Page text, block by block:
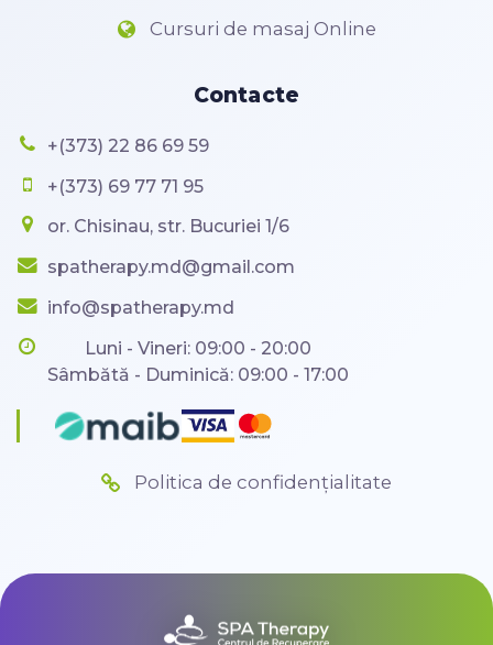
Cursuri de masaj Online
Contacte
+(373) 22 86 69 59
+(373) 69 77 71 95
or. Chisinau, str. Bucuriei 1/6
spatherapy.md@gmail.com
info@spatherapy.md
Luni - Vineri: 09:00 - 20:00
Sâmbătă - Duminică: 09:00 - 17:00
Politica de confidențialitate